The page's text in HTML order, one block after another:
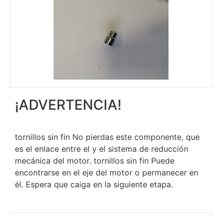
¡ADVERTENCIA!
tornillos sin fin No pierdas este componente, que
es el enlace entre el y el sistema de reducción
mecánica del motor. tornillos sin fin Puede
encontrarse en el eje del motor o permanecer en
él. Espera que caiga en la siguiente etapa.